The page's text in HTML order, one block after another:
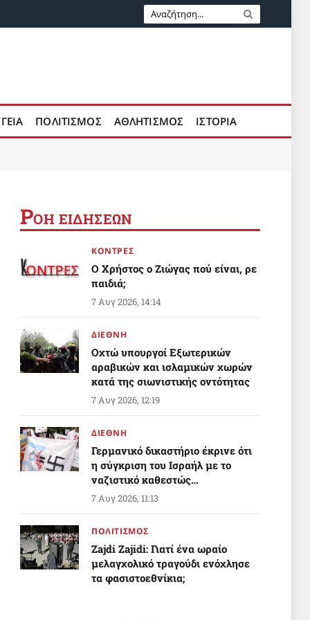
ΠΟΛΙΤΙΣΜΟΣ ΑΘΛΗΤΙΣΜΟΣ ΙΣΤΟΡΙΑ
ΡΟΗ ΕΙΔΗΣΕΩΝ
ΚΟΝΤΡΕΣ
Ο Χρήστος ο Ζιώγας πού είναι, ρε
παιδιά;
7 Αυγ 2026, 14:14
ΔΙΕΘΝΗ
Οχτώ υπουργοί Εξωτερικών
αραβικών και ισλαμικών χωρών
κατά της σιωνιστικής οντότητας
7 Αυγ 2026, 12:19
ΔΙΕΘΝΗ
Γερμανικό δικαστήριο έκρινε ότι
η σύγκριση του Ισραήλ με το
ναζιστικό καθεστώς
προστατεύεται από την ελευθερία
7 Αυγ 2026, 11:13
ΠΟΛΙΤΙΣΜΟΣ
Zajdi Ζajidi: Γιατί ένα ωραίο
μελαγχολικό τραγούδι ενόχλησε
τα φασιστοεθνίκια;